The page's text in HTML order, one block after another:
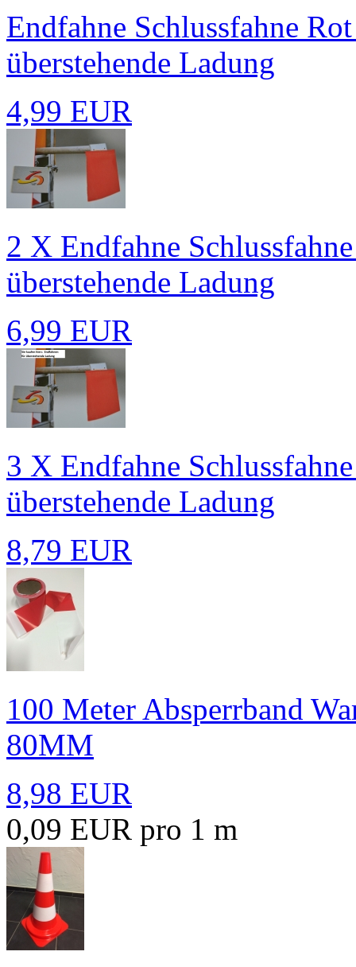
Endfahne Schlussfahne
überstehende Ladung
4,99 EUR
2 X Endfahne
überstehende Ladung
6,99 EUR
3 X Endfahne
überstehende Ladung
8,79 EUR
100 Meter Absperrband
80MM
8,98 EUR
0,09 EUR pro 1 m